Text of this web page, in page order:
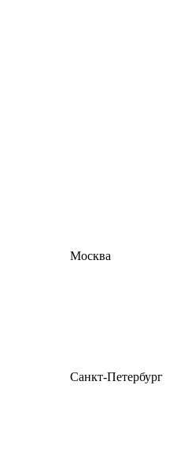
Москва
Санкт-Петербург